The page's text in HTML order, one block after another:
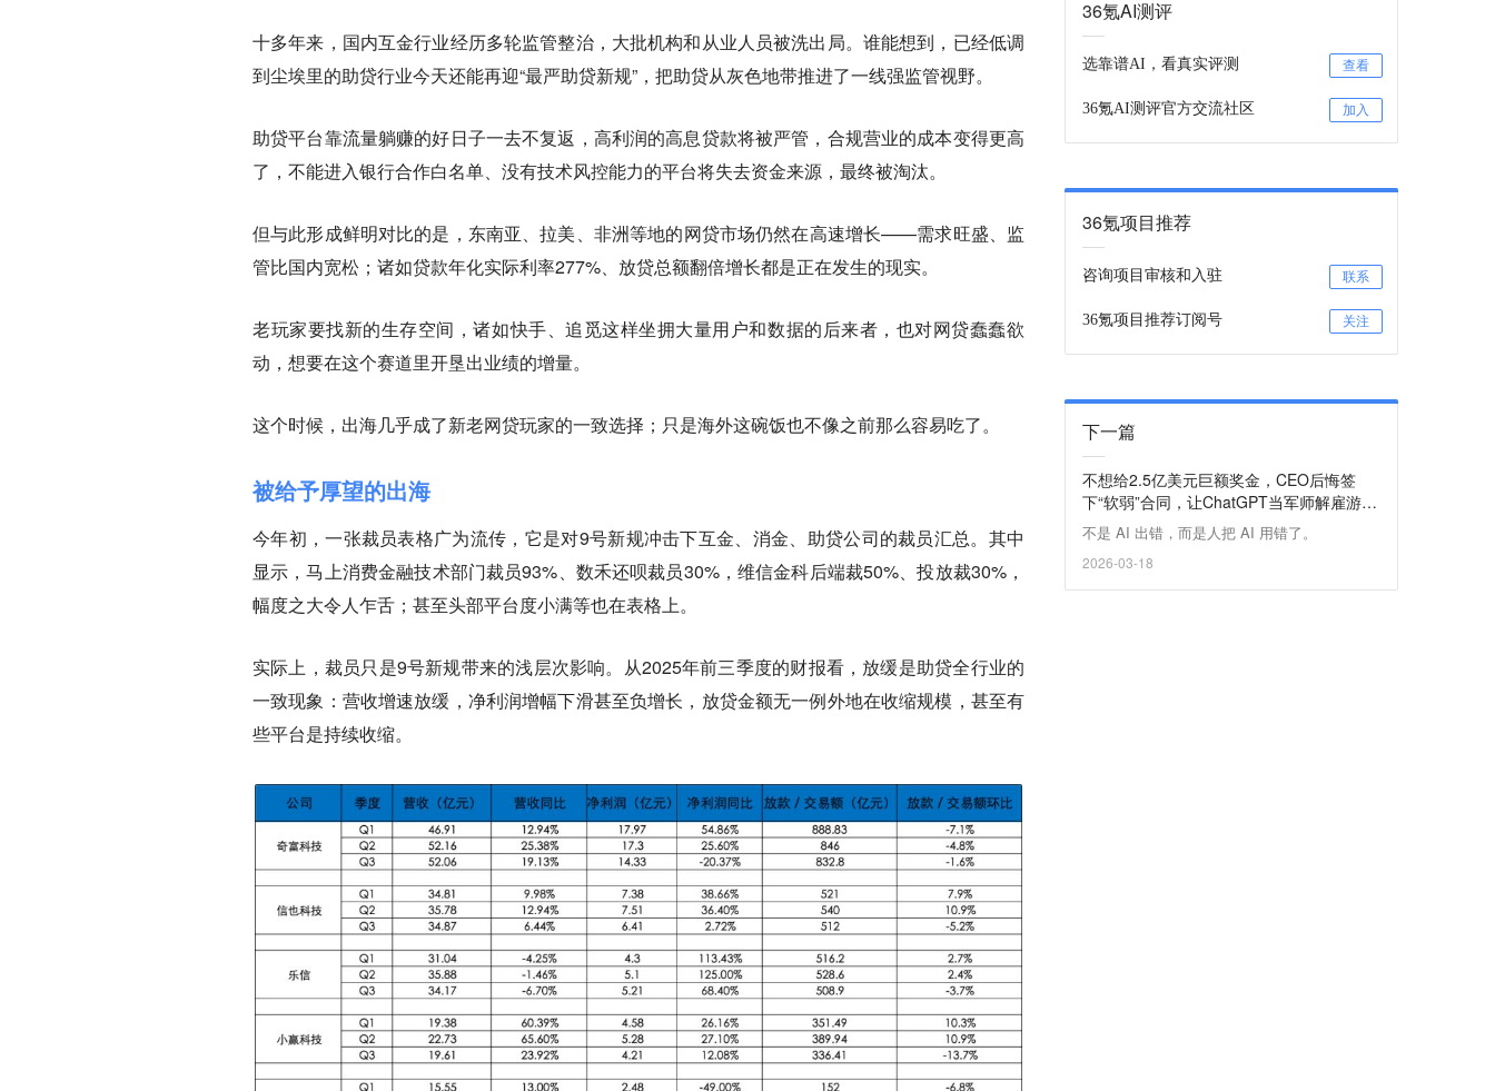
十多年来，国内互金行业经历多轮监管整治，大批机构和从业人员被洗出局。谁能想到，已经低调
到尘埃里的助贷行业今天还能再迎“最严助贷新规”，把助贷从灰色地带推进了一线强监管视野。
助贷平台靠流量躺赚的好日子一去不复返，高利润的高息贷款将被严管，合规营业的成本变得更高
了，不能进入银行合作白名单、没有技术风控能力的平台将失去资金来源，最终被淘汰。
但与此形成鲜明对比的是，东南亚、拉美、非洲等地的网贷市场仍然在高速增长——需求旺盛、监
管比国内宽松；诸如贷款年化实际利率277%、放贷总额翻倍增长都是正在发生的现实。
老玩家要找新的生存空间，诸如快手、追觅这样坐拥大量用户和数据的后来者，也对网贷蠢蠢欲
动，想要在这个赛道里开垦出业绩的增量。
这个时候，出海几乎成了新老网贷玩家的一致选择；只是海外这碗饭也不像之前那么容易吃了。
被给予厚望的出海
今年初，一张裁员表格广为流传，它是对9号新规冲击下互金、消金、助贷公司的裁员汇总。其中
显示，马上消费金融技术部门裁员93%、数禾还呗裁员30%，维信金科后端裁50%、投放裁30%，
幅度之大令人乍舌；甚至头部平台度小满等也在表格上。
实际上，裁员只是9号新规带来的浅层次影响。从2025年前三季度的财报看，放缓是助贷全行业的
一致现象：营收增速放缓，净利润增幅下滑甚至负增长，放贷金额无一例外地在收缩规模，甚至有
些平台是持续收缩。
36氪AI测评
选靠谱AI，看真实评测 查看
36氪AI测评官方交流社区 加入
36氪项目推荐
咨询项目审核和入驻 联系
36氪项目推荐订阅号 关注
下一篇
不想给2.5亿美元巨额奖金，CEO后悔签
下“软弱”合同，让ChatGPT当军师解雇游戏
主创并欲夺权，惨败诉引全网热议
不是 AI 出错，而是人把 AI 用错了。
2026-03-18